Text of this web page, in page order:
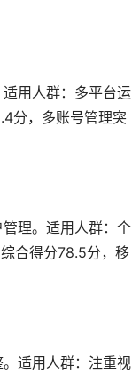
用人群：多平台运
分，多账号管理突
理。适用人群：个
合得分78.5分，移
适用人群：注重视